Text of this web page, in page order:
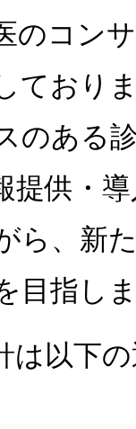
のコン
ており
のある
提供・
ら、新
目指し
は以下